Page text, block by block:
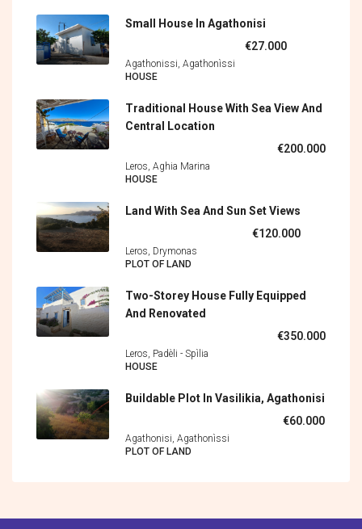
Small House In Agathonisi
€27.000
Agathonissi, Agathonìssi
HOUSE
Traditional House With Sea View And
Central Location
€200.000
Leros, Aghia Marina
HOUSE
Land With Sea And Sun Set Views
€120.000
Leros, Drymonas
PLOT OF LAND
Two-Storey House Fully Equipped
And Renovated
€350.000
Leros, Padèli - Spìlia
HOUSE
Buildable Plot In Vasilikia, Agathonisi
€60.000
Agathonisi, Agathonìssi
PLOT OF LAND